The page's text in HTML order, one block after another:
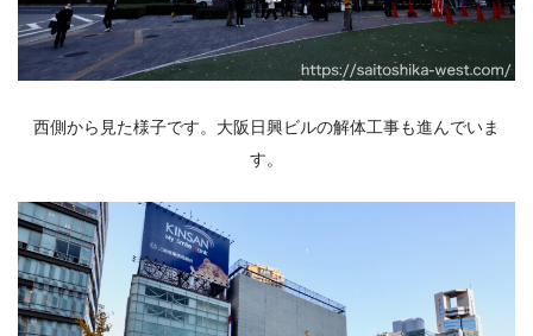
西側から見た様子です。 大阪日興ビルの解体工事も進んでいま
す。